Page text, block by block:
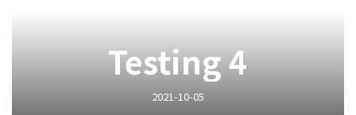
Testing 4
2021-10-05